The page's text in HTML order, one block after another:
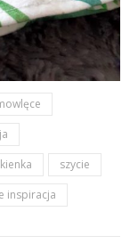
szycie
inspiracja